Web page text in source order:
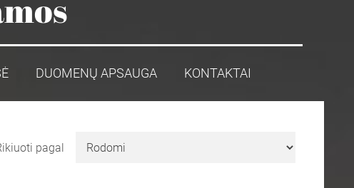
DUOMENŲ APSAUGA KONTAKTAI
pagal